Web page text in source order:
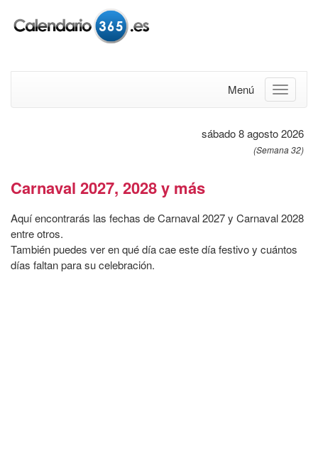
Menú
sábado 8 agosto 2026
(Semana 32)
Carnaval 2027, 2028 y más
Aquí encontrarás las fechas de Carnaval 2027 y Carnaval 2028
entre otros.
También puedes ver en qué día cae este día festivo y cuántos
días faltan para su celebración.